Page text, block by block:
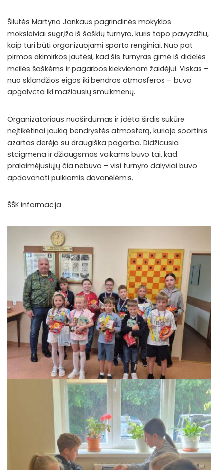
Šilutės Martyno Jankaus pagrindinės mokyklos
moksleiviai sugrįžo iš šaškių turnyro, kuris tapo pavyzdžiu,
kaip turi būti organizuojami sporto renginiai. Nuo pat
pirmos akimirkos jautėsi, kad šis turnyras gimė iš didelės
meilės šaškėms ir pagarbos kiekvienam žaidėjui. Viskas –
nuo sklandžios eigos iki bendros atmosferos – buvo
apgalvota iki mažiausių smulkmenų.
Organizatoriaus nuoširdumas ir įdėta širdis sukūrė
neįtikėtinai jaukią bendrystės atmosferą, kurioje sportinis
azartas derėjo su draugiška pagarba. Didžiausia
staigmena ir džiaugsmas vaikams buvo tai, kad
pralaimėjusiųjų čia nebuvo – visi turnyro dalyviai buvo
apdovanoti puikiomis dovanėlėmis.
ŠŠK informacija